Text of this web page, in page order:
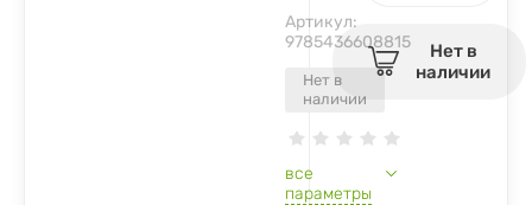
Нет в
наличии
Артикул:
9785436608815
все
параметры
Нет в
наличии